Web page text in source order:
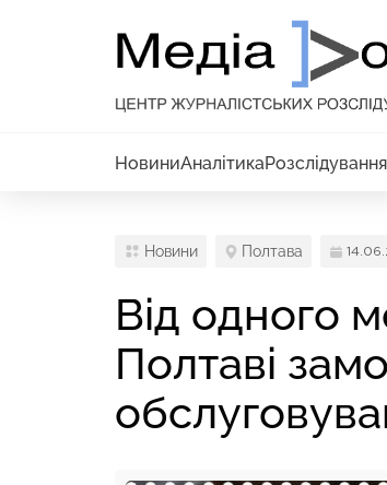
НовиниАналітикаРозслідування
Новини Полтава
Від одного
Полтаві